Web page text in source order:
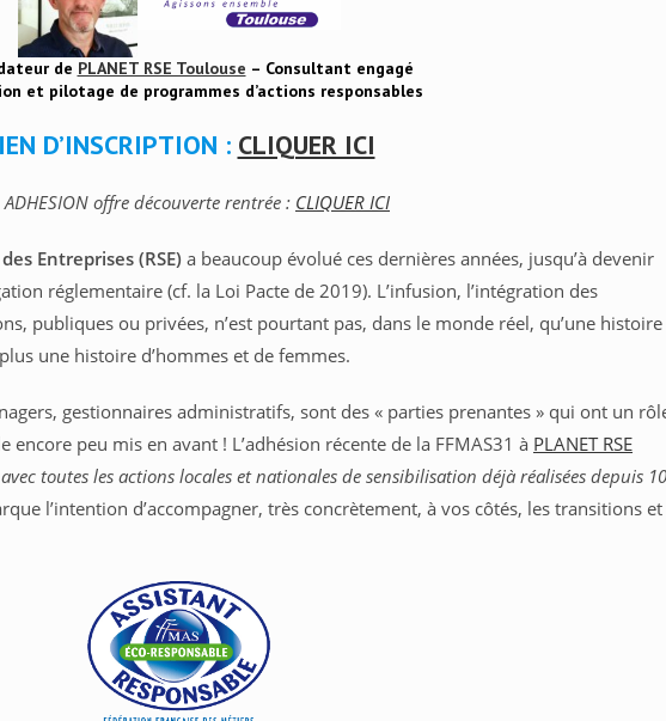
de PLANET RSE Toulouse – Consultant engagé
et pilotage de programmes d’actions responsables
D’INSCRIPTION : CLIQUER ICI
ADHESION offre découverte rentrée : CLIQUER ICI
Entreprises (RSE)a beaucoup évolué ces dernières années, jusqu’à devenir
réglementaire (cf. la Loi Pacte de 2019). L’infusion, l’intégration des
publiques ou privées, n’est pourtant pas, dans le monde réel, qu’une histoire
une histoire d’hommes et de femmes.
gestionnaires administratifs, sont des « parties prenantes » qui ont un
peu mis en avant ! L’adhésion récente de la FFMAS31 à PLANET RSE
toutes les actions locales et nationales de sensibilisation déjà réalisées depuis 10
l’intention d’accompagner, très concrètement, à vos côtés, les transitions et